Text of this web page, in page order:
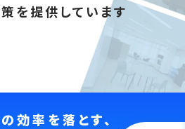
を提供しています
効率を落とす、